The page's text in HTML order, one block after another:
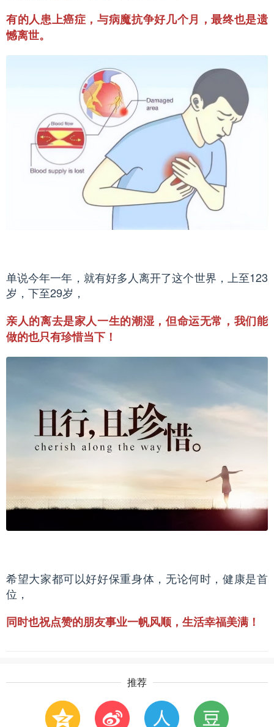
有的人患上癌症，与病魔抗争好几个月，最终也是遗
憾离世。
单说今年一年，就有好多人离开了这个世界，上至123
岁，下至29岁，
亲人的离去是家人一生的潮湿，但命运无常，我们能
做的也只有珍惜当下！
希望大家都可以好好保重身体，无论何时，健康是首
位，
同时也祝点赞的朋友事业一帆风顺，生活幸福美满！
推荐